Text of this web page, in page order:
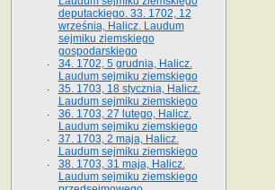
deputackiego. 33. 1702, 12
września, Halicz. Laudum
sejmiku ziemskiego
gospodarskiego
34. 1702, 5 grudnia, Halicz.
Laudum sejmiku ziemskiego
35. 1703, 18 stycznia, Halicz.
Laudum sejmiku ziemskiego
36. 1703, 27 lutego, Halicz.
Laudum sejmiku ziemskiego
37. 1703, 2 maja, Halicz.
Laudum sejmiku ziemskiego
38. 1703, 31 maja, Halicz.
Laudum sejmiku ziemskiego